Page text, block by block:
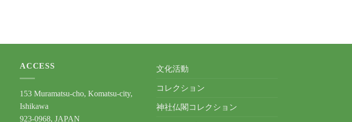
ACCESS
153 Muramatsu-cho, Komatsu-city,
Ishikawa
923-0968, JAPAN
文化活動
コレクション
神社仏閣コレクション